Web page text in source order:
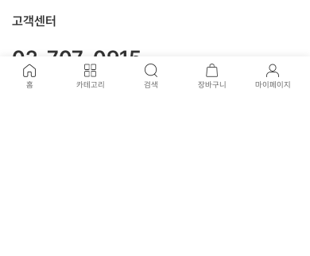
홈 카테고리 검색 장바구니 마이페이지
고객센터
02-707-0915
신월본점 : 02-707-3417